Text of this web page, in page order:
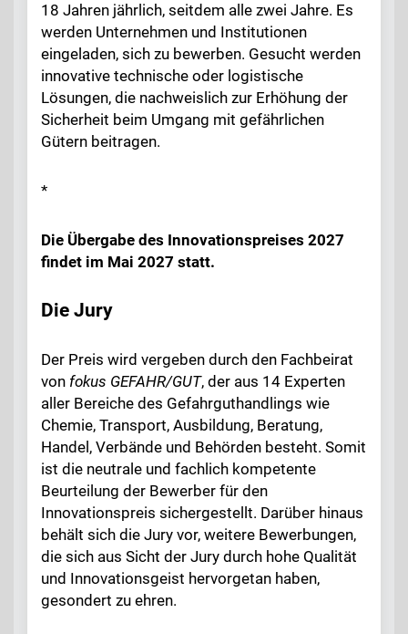
18 Jahren jährlich, seitdem alle zwei Jahre. Es
werden Unternehmen und Institutionen
eingeladen, sich zu bewerben. Gesucht werden
innovative technische oder logistische
Lösungen, die nachweislich zur Erhöhung der
Sicherheit beim Umgang mit gefährlichen
Gütern beitragen.
*
Die Übergabe des Innovationspreises 2027
findet im Mai 2027 statt.
Die Jury
Der Preis wird vergeben durch den Fachbeirat
von fokus GEFAHR/GUT, der aus 14 Experten
aller Bereiche des Gefahrguthandlings wie
Chemie, Transport, Ausbildung, Beratung,
Handel, Verbände und Behörden besteht. Somit
ist die neutrale und fachlich kompetente
Beurteilung der Bewerber für den
Innovationspreis sichergestellt. Darüber hinaus
behält sich die Jury vor, weitere Bewerbungen,
die sich aus Sicht der Jury durch hohe Qualität
und Innovationsgeist hervorgetan haben,
gesondert zu ehren.